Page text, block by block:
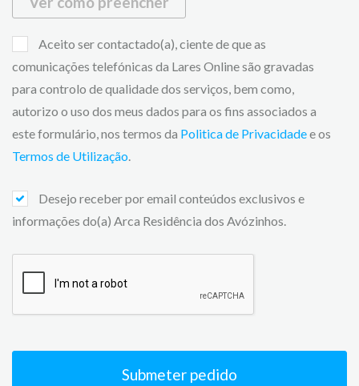
Aceito ser contactado(a), ciente de que as
comunicações telefónicas da Lares Online são gravadas
para controlo de qualidade dos serviços, bem como,
autorizo o uso dos meus dados para os fins associados a
este formulário, nos termos da Politica de Privacidadee os
Termos de Utilização.
Desejo receber por email conteúdos exclusivos e
informações do(a) Arca Residência dos Avózinhos.
Submeter pedido